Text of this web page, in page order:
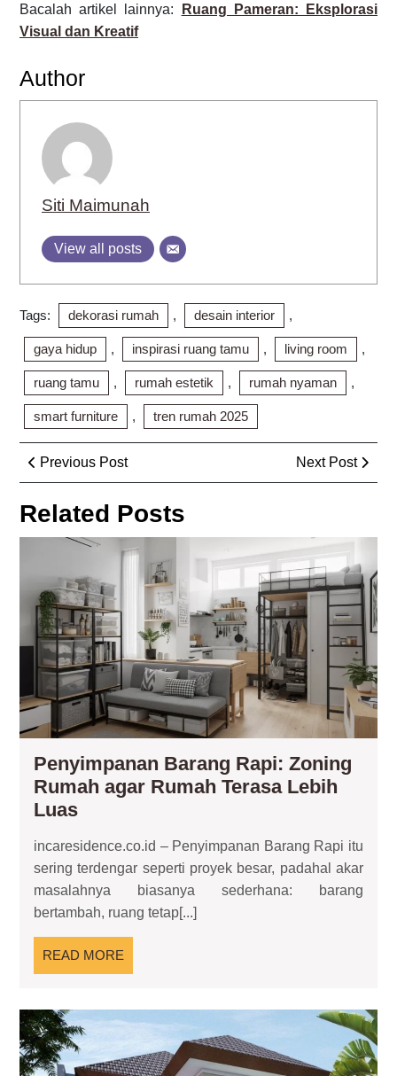
Bacalah artikel lainnya:
Ruang Pameran: Eksplorasi
Visual dan Kreatif
Author
Siti Maimunah
View all posts
Tags: dekorasi rumah , desain interior ,
gaya hidup , inspirasi ruang tamu , living room ,
ruang tamu , rumah estetik , rumah nyaman ,
smart furniture , tren rumah 2025
Post
navigation
Previous PostPrevious
Post
Next Post
Next
Post
Related Posts
Penyimpanan Barang Rapi: Zoning
Rumah agar Rumah Terasa Lebih
LuasPenyimpanan
Rapi:
Zoning
Rumah
agar
Rumah
Terasa
Luas
incaresidence.co.id – Penyimpanan Barang Rapi itu
sering terdengar seperti proyek besar, padahal akar
masalahnya biasanya sederhana: barang
bertambah, ruang tetap[...]
READ MORE
MORE